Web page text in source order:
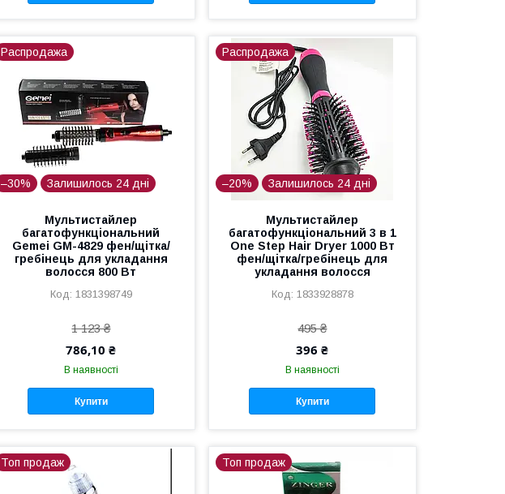
Распродажа
–30% Залишилось 24 дні
Мультистайлер
багатофункціональний
Gemei GM-4829 фен/щітка/
гребінець для укладання
волосся 800 Вт
1831398749
1 123 ₴
786,10 ₴
В наявності
Купити
Распродажа
–20% Залишилось 24 дні
Мультистайлер
багатофункціональний 3 в 1
One Step Hair Dryer 1000 Вт
фен/щітка/гребінець для
укладання волосся
1833928878
495 ₴
396 ₴
В наявності
Купити
Топ продаж Топ продаж